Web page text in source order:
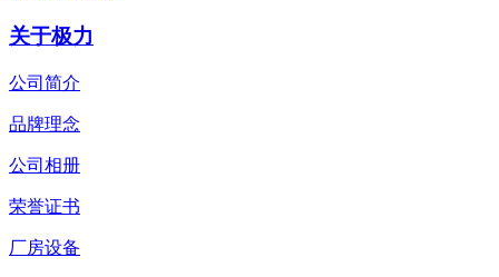
关于极力
公司简介
品牌理念
公司相册
荣誉证书
厂房设备